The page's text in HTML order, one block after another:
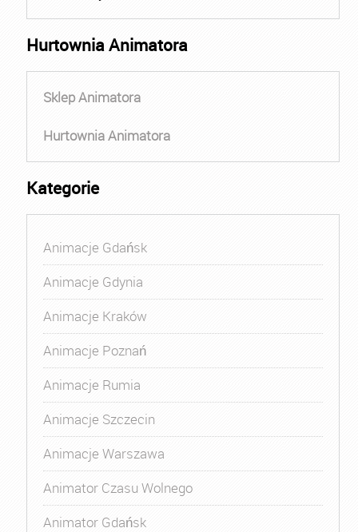
Hurtownia Animatora
Sklep Animatora
Hurtownia Animatora
Kategorie
Animacje Gdańsk
Animacje Gdynia
Animacje Kraków
Animacje Poznań
Animacje Rumia
Animacje Szczecin
Animacje Warszawa
Animator Czasu Wolnego
Animator Gdańsk